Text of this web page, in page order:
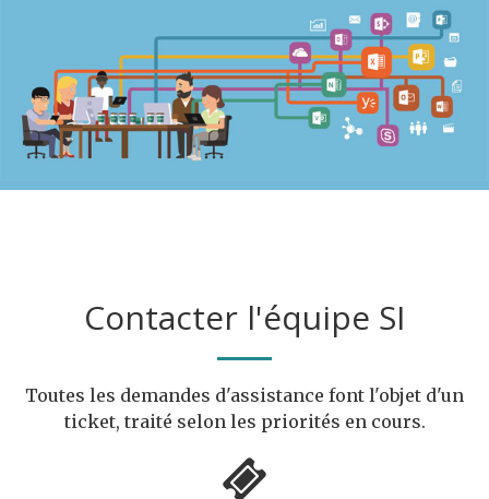
Contacter l'équipe SI
Toutes les demandes d'assistance font l'objet d'un
ticket, traité selon les priorités en cours.